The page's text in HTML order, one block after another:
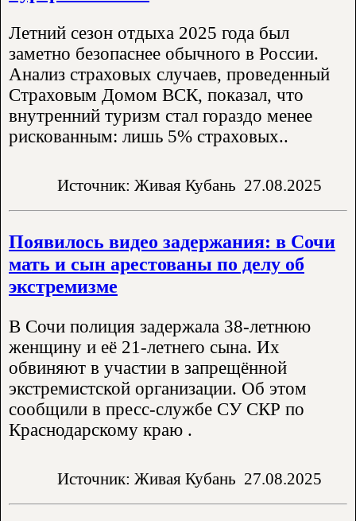
Летний сезон отдыха 2025 года был
заметно безопаснее обычного в России.
Анализ страховых случаев, проведенный
Страховым Домом ВСК, показал, что
внутренний туризм стал гораздо менее
рискованным: лишь 5% страховых..
Источник: Живая Кубань 27.08.2025
Появилось видео задержания: в Сочи
мать и сын арестованы по делу об
экстремизме
В Сочи полиция задержала 38-летнюю
женщину и её 21-летнего сына. Их
обвиняют в участии в запрещённой
экстремистской организации. Об этом
сообщили в пресс-службе СУ СКР по
Краснодарскому краю .
Источник: Живая Кубань 27.08.2025